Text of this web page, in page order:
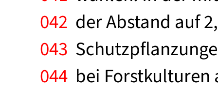
042 der Abstand auf
043
044 bei Forstkulturen